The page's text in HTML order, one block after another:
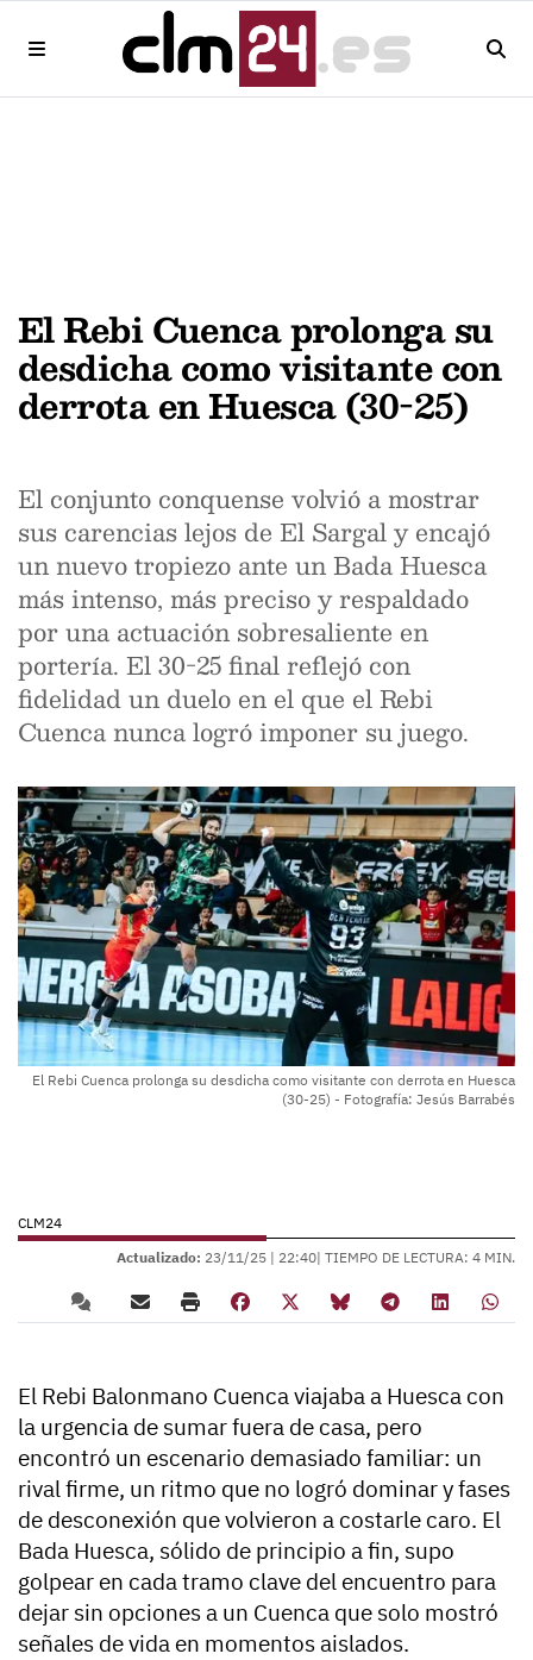
El Rebi Cuenca prolonga su
desdicha como visitante con
derrota en Huesca (30-25)
El conjunto conquense volvió a mostrar
sus carencias lejos de El Sargal y encajó
un nuevo tropiezo ante un Bada Huesca
más intenso, más preciso y respaldado
por una actuación sobresaliente en
portería. El 30-25 final reflejó con
fidelidad un duelo en el que el Rebi
Cuenca nunca logró imponer su juego.
El Rebi Cuenca prolonga su desdicha como visitante con derrota en Huesca
(30-25) - Fotografía: Jesús Barrabés
CLM24
Actualizado: 23/11/25 | 22:40| TIEMPO DE LECTURA: 4 MIN.
El Rebi Balonmano Cuenca viajaba a Huesca con
la urgencia de sumar fuera de casa, pero
encontró un escenario demasiado familiar: un
rival firme, un ritmo que no logró dominar y fases
de desconexión que volvieron a costarle caro. El
Bada Huesca, sólido de principio a fin, supo
golpear en cada tramo clave del encuentro para
dejar sin opciones a un Cuenca que solo mostró
señales de vida en momentos aislados.